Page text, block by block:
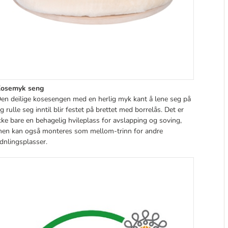
seng
deilige kosesengen med en herlig myk kant å lene seg på
rulle seg inntil blir festet på brettet med borrelås. Det er
bare en behagelig hvileplass for avslapping og soving,
kan også monteres som mellom-trinn for andre